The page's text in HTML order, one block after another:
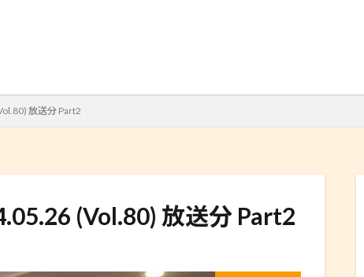
放送分 Part2
(Vol.80) 放送分 Part2